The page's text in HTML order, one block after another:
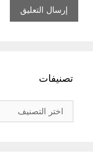
تصنيفات
تصنيفات